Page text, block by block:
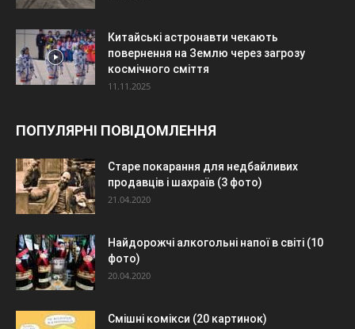
Китайські астронавти чекають
повернення на Землю через загрозу
космічного сміття
11.11.2025
ПОПУЛЯРНІ ПОВІДОМЛЕННЯ
Старе покарання для недбайливих
продавців і шахраїв (3 фото)
21.04.2020
Найдорожчі алкогольні напої в світі (10
фото)
20.04.2020
Смішні комікси (20 картинок)